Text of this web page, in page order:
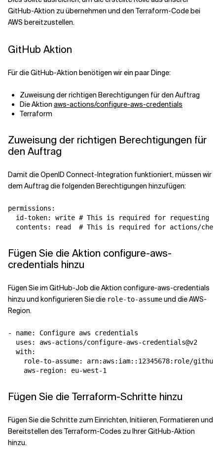
GitHub-Aktion zu übernehmen und den Terraform-Code bei
AWS bereitzustellen.
GitHub Aktion
Für die GitHub-Aktion benötigen wir ein paar Dinge:
Zuweisung der richtigen Berechtigungen für den Auftrag
Die Aktion aws-actions/configure-aws-credentials
Terraform
Zuweisung der richtigen Berechtigungen für
den Auftrag
Damit die OpenID Connect-Integration funktioniert, müssen wir
dem Auftrag die folgenden Berechtigungen hinzufügen:
permissions:
id-token: write # This is required for requesting
Fügen Sie die Aktion configure-aws-
credentials hinzu
Fügen Sie im GitHub-Job die Aktion configure-aws-credentials
hinzu und konfigurieren Sie die role-to-assumeund die AWS-
Region.
- name: Configure aws credentials
  uses: aws-actions/configure-aws-credentials@v2
  with:
role-to-assume: arn:aws:iam::12345678:role/
Fügen Sie die Terraform-Schritte hinzu
Fügen Sie die Schritte zum Einrichten, Initiieren, Formatieren und
Bereitstellen des Terraform-Codes zu Ihrer GitHub-Aktion
hinzu.